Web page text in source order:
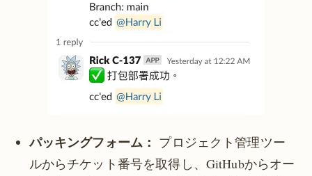
パッキングフォーム： プロジェクト管理ツー
ルからチケット番号を取得し、GitHubからオー